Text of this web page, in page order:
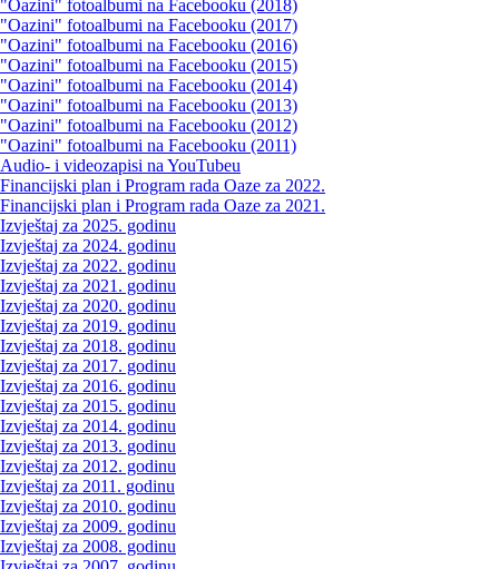
"Oazini" fotoalbumi na Facebooku (2018)
"Oazini" fotoalbumi na Facebooku (2017)
"Oazini" fotoalbumi na Facebooku (2016)
"Oazini" fotoalbumi na Facebooku (2015)
"Oazini" fotoalbumi na Facebooku (2014)
"Oazini" fotoalbumi na Facebooku (2013)
"Oazini" fotoalbumi na Facebooku (2012)
"Oazini" fotoalbumi na Facebooku (2011)
Audio- i videozapisi na YouTubeu
Financijski plan i Program rada Oaze za 2022.
Financijski plan i Program rada Oaze za 2021.
Izvještaj za 2025. godinu
Izvještaj za 2024. godinu
Izvještaj za 2022. godinu
Izvještaj za 2021. godinu
Izvještaj za 2020. godinu
Izvještaj za 2019. godinu
Izvještaj za 2018. godinu
Izvještaj za 2017. godinu
Izvještaj za 2016. godinu
Izvještaj za 2015. godinu
Izvještaj za 2014. godinu
Izvještaj za 2013. godinu
Izvještaj za 2012. godinu
Izvještaj za 2011. godinu
Izvještaj za 2010. godinu
Izvještaj za 2009. godinu
Izvještaj za 2008. godinu